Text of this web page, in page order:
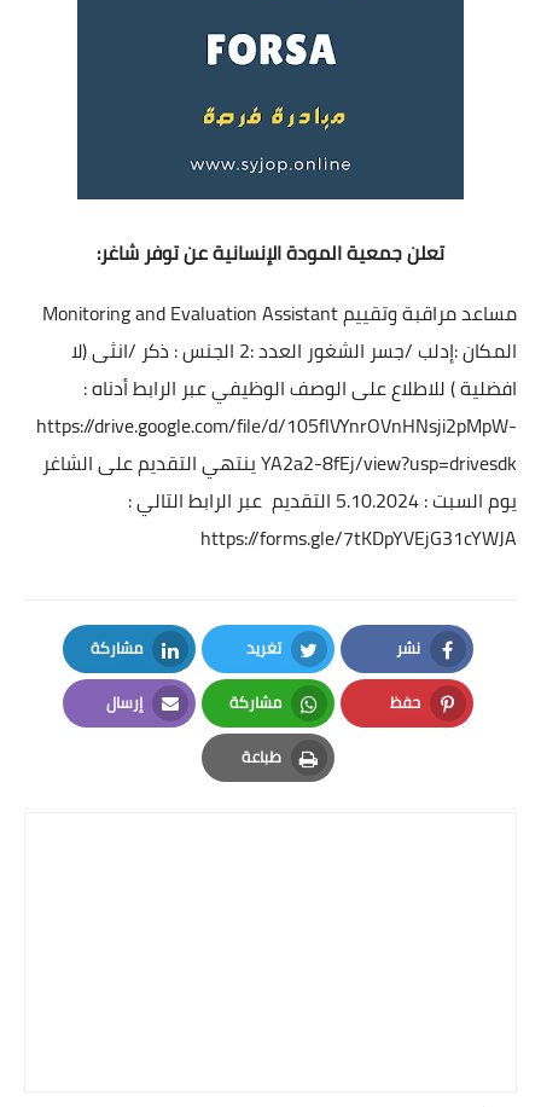
تعلن جمعية المودة الإنسانية عن توفر شاغر:
مساعد مراقبة وتقييم Monitoring and Evaluation Assistant
المكان :إدلب /جسر الشغور العدد :2 الجنس : ذكر /انثى (لا
افضلية ) للاطلاع على الوصف الوظيفي عبر الرابط أدناه :
https://drive.google.com/file/d/105flVYnrOVnHNsji2pMpW-
YA2a2-8fEj/view?usp=drivesdkينتهي التقديم على الشاغر
يوم السبت : 5.10.2024 التقديم عبر الرابط التالي :
https://forms.gle/7tKDpYVEjG31cYWJA
نشر
Facebook
تغريد
Twitter
مشاركة
LinkedIn
حفظ
Pinterest
مشاركة
Whatsapp
إرسال
Email
طباعة
Print